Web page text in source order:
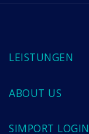
LEISTUNGEN
ABOUT US
SIMPORT LOGIN